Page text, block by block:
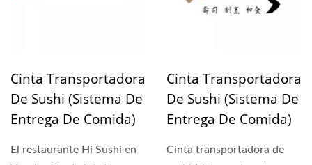
Cinta Transportadora
De Sushi (Sistema De
Entrega De Comida)
El restaurante Hi Sushi en
Cinta Transportadora
De Sushi (Sistema De
Entrega De Comida)
Cinta transportadora de